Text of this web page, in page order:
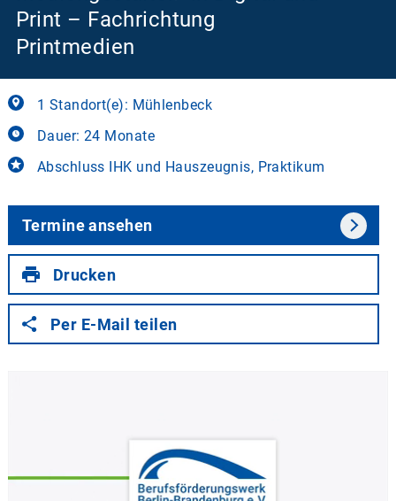
Print – Fachrichtung
Printmedien
1 Standort(e): Mühlenbeck
Dauer: 24 Monate
Abschluss IHK und Hauszeugnis, Praktikum
Termine ansehen
Drucken
Per E-Mail teilen